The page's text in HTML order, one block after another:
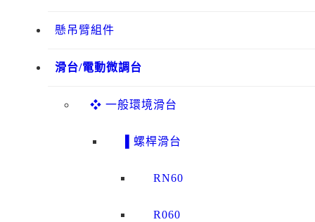
懸吊臂組件
滑台/電動微調台
❖ 一般環境滑台
▌螺桿滑台
RN60
R060